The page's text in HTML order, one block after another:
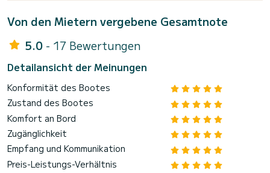
Von den Mietern vergebene Gesamtnote
5.0 - 17 Bewertungen
Detailansicht der Meinungen
Konformität des Bootes
Zustand des Bootes
Komfort an Bord
Zugänglichkeit
Empfang und Kommunikation
Preis-Leistungs-Verhältnis